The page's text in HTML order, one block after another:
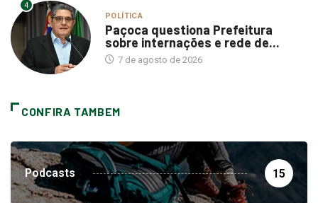
4
POLÍTICA
Paçoca questiona Prefeitura
sobre internações e rede de...
7 de agosto de 2026
CONFIRA TAMBEM
Podcasts 15